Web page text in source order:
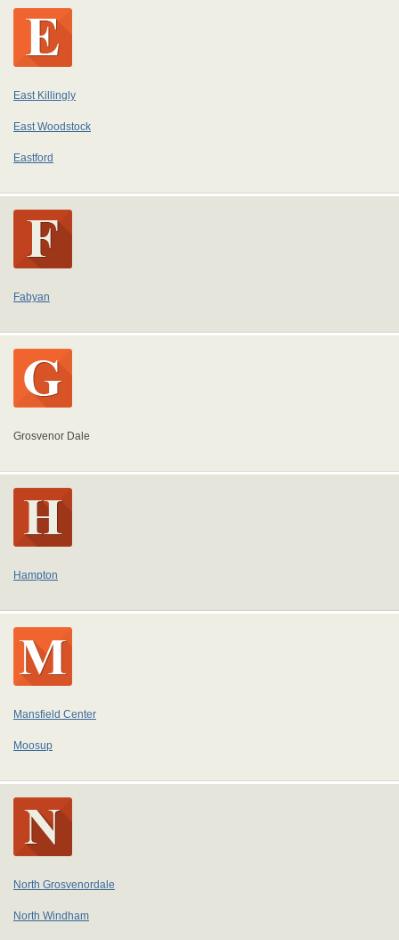
East Killingly
East Woodstock
Eastford
Fabyan
Grosvenor Dale
Hampton
Mansfield Center
Moosup
North Grosvenordale
North Windham